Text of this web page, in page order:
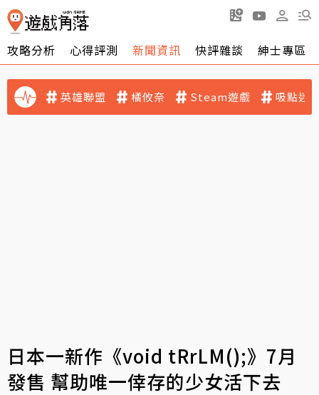
攻略分析 心得評測 新聞資訊 快評雜談 紳士專區
英雄聯盟 橘攸奈 Steam遊戲 吸點迷
日本一新作《void tRrLM();》7月
發售 幫助唯一倖存的少女活下去